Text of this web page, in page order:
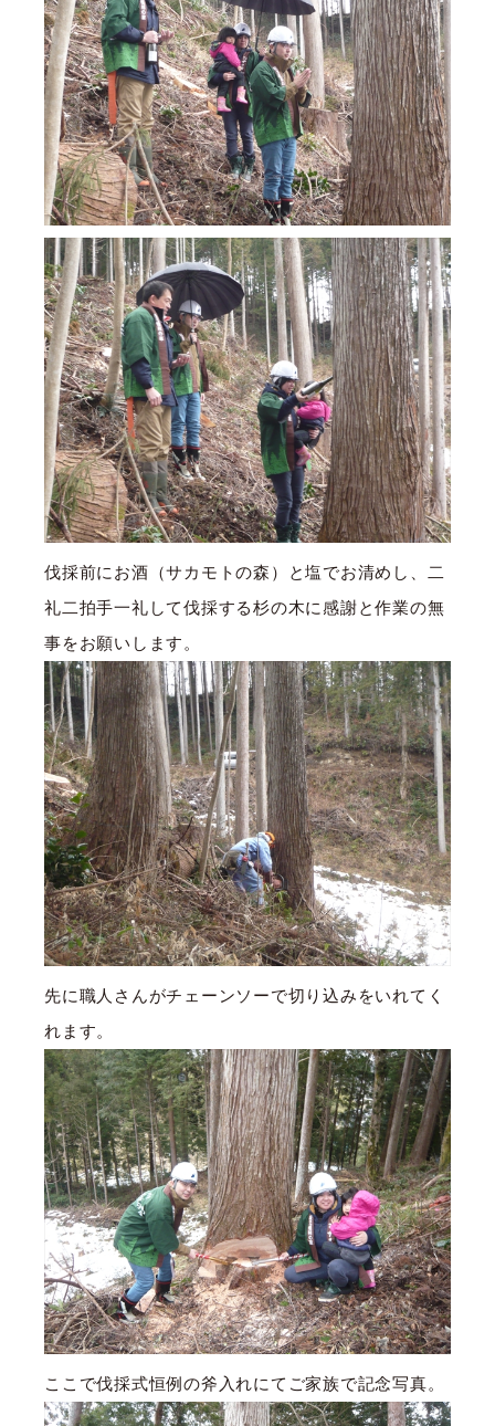
伐採前にお酒（サカモトの森）と塩でお清めし、二
礼二拍手一礼して伐採する杉の木に感謝と作業の無
事をお願いします。
先に職人さんがチェーンソーで切り込みをいれてく
れます。
ここで伐採式恒例の斧入れにてご家族で記念写真。